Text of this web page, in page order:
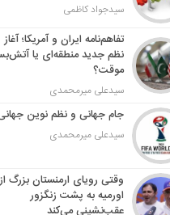
سیدجواد کاظمی
تفاهم‌نامه ایران و آمریکا؛ آغاز
نظم جدید منطقه‌ای یا
موقت؟
سیدعلی میرمحمدی
جام جهانی و نظم نوین
سیدعلی میرمحمدی
وقتی رویای ارمنستان بزرگ از
اورمیه به پشت زنگزور
عقب‌نشینی می‌کند